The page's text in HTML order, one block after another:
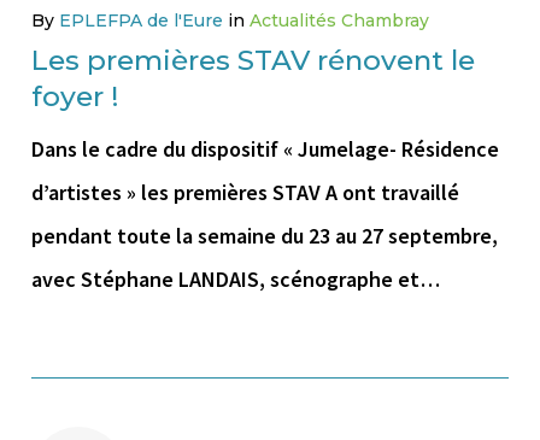
By EPLEFPA de l'Eure in Actualités Chambray
Les premières STAV rénovent le
foyer !
Dans le cadre du dispositif « Jumelage- Résidence
d’artistes » les premières STAV A ont travaillé
pendant toute la semaine du 23 au 27 septembre,
avec Stéphane LANDAIS, scénographe et…